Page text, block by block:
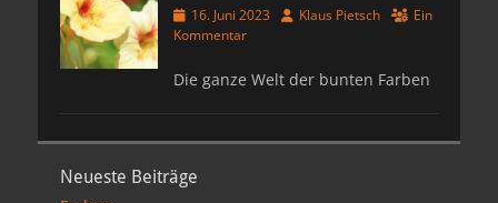
Veröffentlicht
am
16. Juni 2023 AutorKlaus Pietsch
Ein
Kommentar
Die ganze Welt der bunten Farben
Neueste Beiträge